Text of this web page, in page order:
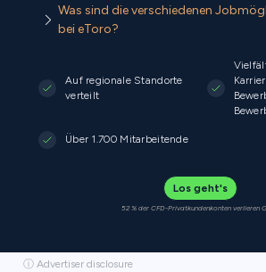
Was sind die verschiedenen
bei eToro?
Auf regionale Standorte
verteilt
Über 1.700 Mitarbeitende
Los geht's
52 % der CFD-Privatkundenkonten verlieren
ⓘ Advertiser disclosure